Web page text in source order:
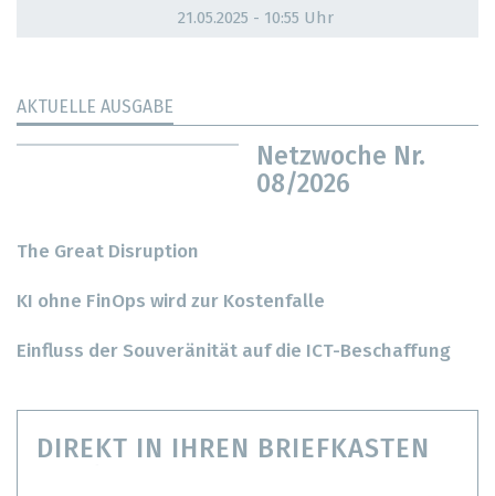
21.05.2025 - 10:55 Uhr
AKTUELLE AUSGABE
Netzwoche Nr.
08/2026
The Great Disruption
KI ohne FinOps wird zur Kostenfalle
Einfluss der Souveränität auf die ICT-Beschaffung
DIREKT IN IHREN BRIEFKASTEN